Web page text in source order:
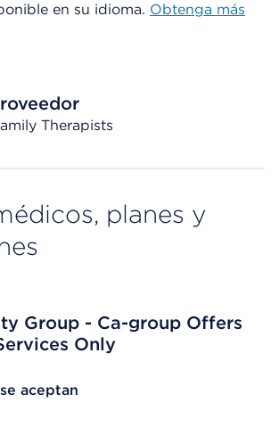
en su idioma. Obtenga más
Therapists
planes y
Group - Ca-group Offers
Only
que se aceptan
aceptan